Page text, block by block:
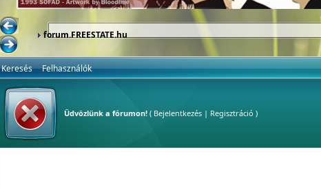
forum.FREESTATE.hu
Keresés Felhasználók
Üdvözlünk a fórumon!( Bejelentkezés| Regisztráció )